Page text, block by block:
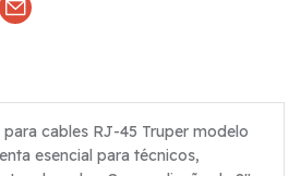
cables RJ-45 Truper modelo
esencial para técnicos,